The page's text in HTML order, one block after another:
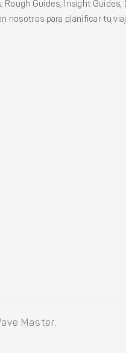
Guides, Insight Guides,
nosotros para planificar tu
Master.